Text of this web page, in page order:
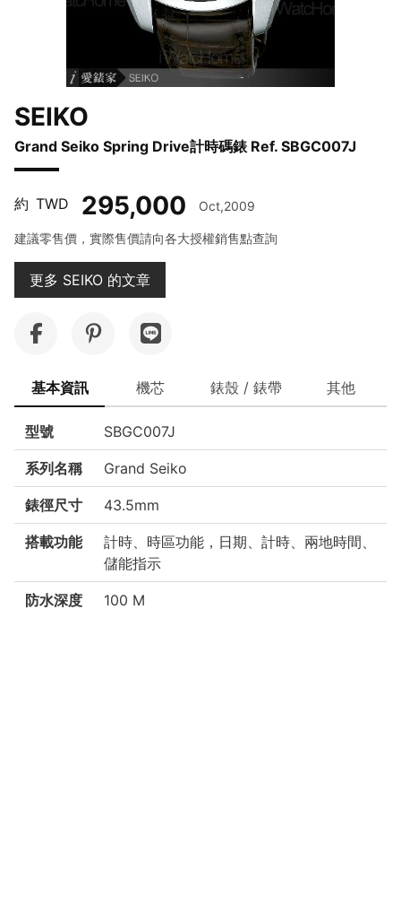
SEIKO
Grand Seiko Spring Drive計時碼錶 Ref. SBGC007J
約 TWD 295,000 Oct,2009
建議零售價，實際售價請向各大授權銷售點查詢
更多 SEIKO 的文章
基本資訊 機芯 錶殼 / 錶帶 其他
型號 SBGC007J
系列名稱 Grand Seiko
錶徑尺寸 43.5mm
搭載功能
計時、時區功能，日期、計時、兩地時間、
儲能指示
防水深度 100 M